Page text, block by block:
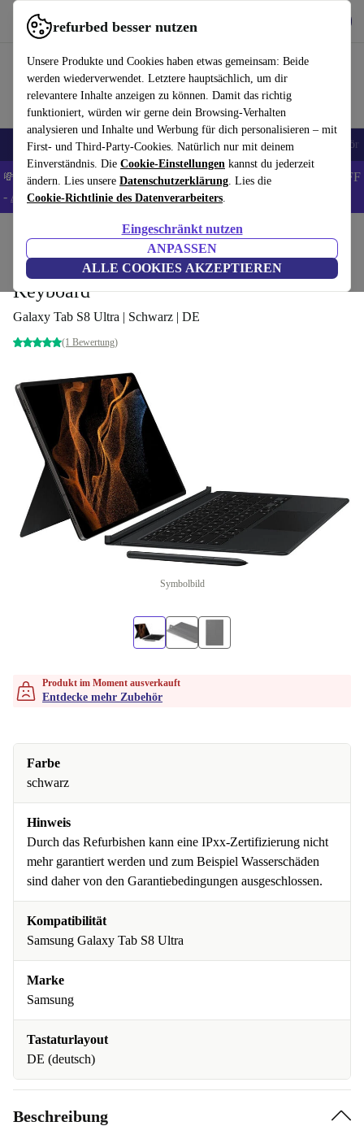
refurbed besser nutzen
Unsere Produkte und Cookies haben etwas gemeinsam: Beide
werden wiederverwendet. Letztere hauptsächlich, um dir
relevantere Inhalte anzeigen zu können. Damit das richtig
funktioniert, würden wir gerne dein Browsing-Verhalten
analysieren und Inhalte und Werbung für dich personalisieren – mit
First- und Third-Party-Cookies. Natürlich nur mit deinem
Einverständnis. Die Cookie-Einstellungen kannst du jederzeit
ändern. Lies unsere Datenschutzerklärung. Lies die
Cookie-Richtlinie des Datenverarbeiters.
Eingeschränkt nutzen
ANPASSEN
ALLE COOKIES AKZEPTIEREN
refurbed schnell und einfach nutzen
🎒 Back to school Handys Laptops Tablets Smartwatches Zubehör
💸Spare 5% EXTRA auf MacBooks und iPads – Code: BACK5OFF
- AGB
Zubehör
Samsung EF-DX900 Book Cover
Keyboard
Galaxy Tab S8 Ultra | Schwarz | DE
(1 Bewertung)
Symbolbild
Produkt im Moment ausverkauft
Entdecke mehr Zubehör
Farbe
schwarz
Hinweis
Durch das Refurbishen kann eine IPxx-Zertifizierung nicht
mehr garantiert werden und zum Beispiel Wasserschäden
sind daher von den Garantiebedingungen ausgeschlossen.
Kompatibilität
Samsung Galaxy Tab S8 Ultra
Marke
Samsung
Tastaturlayout
DE (deutsch)
Beschreibung